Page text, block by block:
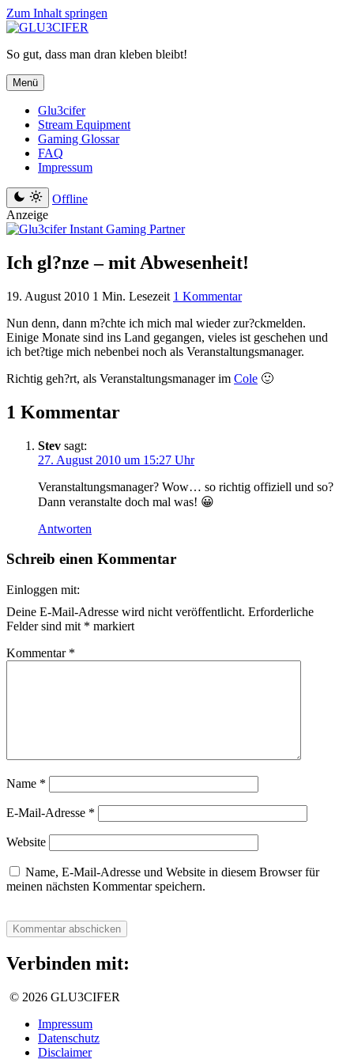
Zum Inhalt springen
So gut, dass man dran kleben bleibt!
Menü
Glu3cifer
Stream Equipment
Gaming Glossar
FAQ
Impressum
Offline
Anzeige
Ich gl?nze – mit Abwesenheit!
19. August 2010 1 Min. Lesezeit 1 Kommentar
Nun denn, dann m?chte ich mich mal wieder zur?ckmelden.
Einige Monate sind ins Land gegangen, vieles ist geschehen und
ich bet?tige mich nebenbei noch als Veranstaltungsmanager.
Richtig geh?rt, als Veranstaltungsmanager im Cole 🙂
1 Kommentar
Stev sagt:
27. August 2010 um 15:27 Uhr
Veranstaltungsmanager? Wow… so richtig offiziell und so?
Dann veranstalte doch mal was! 😀
Antworten
Schreib einen Kommentar
Einloggen mit:
Deine E-Mail-Adresse wird nicht veröffentlicht. Erforderliche
Felder sind mit * markiert
Kommentar *
Name *
E-Mail-Adresse *
Website
Name, E-Mail-Adresse und Website in diesem Browser für
meinen nächsten Kommentar speichern.
Verbinden mit:
© 2026 GLU3CIFER
Impressum
Datenschutz
Disclaimer